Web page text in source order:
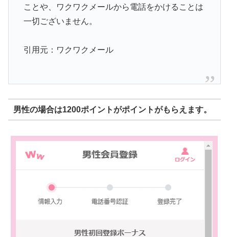
ことや、ワクワクメールから電話をかけることは
一切ございません。
引用元：ワクワクメール
男性の場合は1200ポイントがポイントがもらえます。